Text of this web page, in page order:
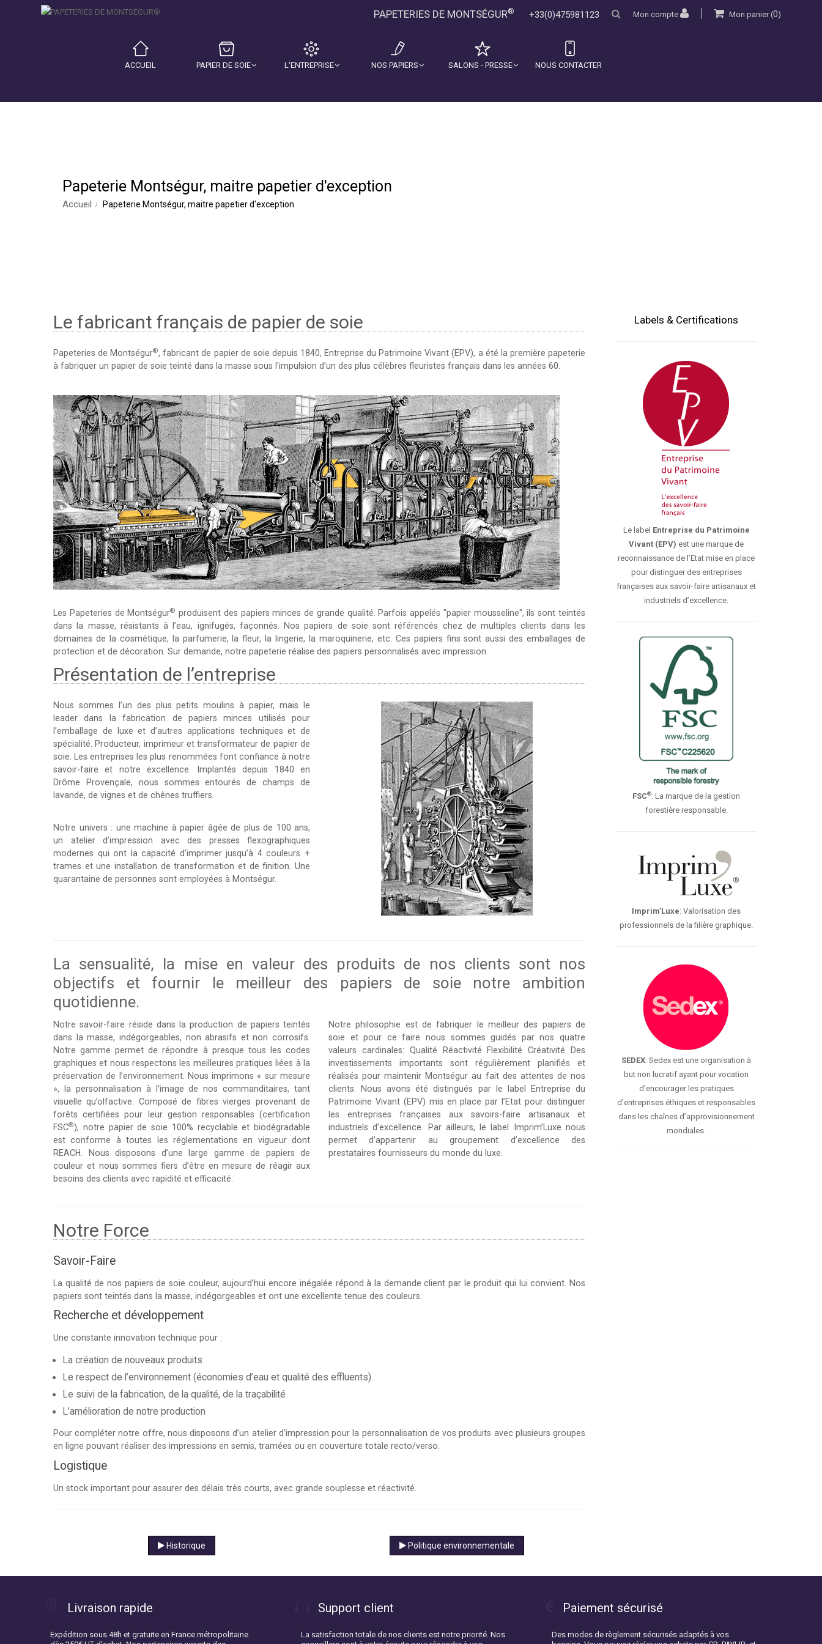
Mon panier(0)
Mon compte
PAPETERIES DE MONTSÉGUR® +33(0)475981123
ACCUEIL PAPIER DE SOIE L'ENTREPRISE NOS PAPIERS SALONS - PRESSE NOUS CONTACTER
Papeterie Montségur, maitre papetier d'exception
Accueil Papeterie Montségur, maitre papetier d'exception
Le fabricant français de papier de soie
Papeteries de Montségur®, fabricant de papier de soie depuis 1840, Entreprise du Patrimoine Vivant (EPV), a été la première papeterie
à fabriquer un papier de soie teinté dans la masse sous l'impulsion d'un des plus célèbres fleuristes français dans les années 60.
Les Papeteries de Montségur® produisent des papiers minces de grande qualité. Parfois appelés "papier mousseline", ils sont teintés
dans la masse, résistants à l’eau, ignifugés, façonnés. Nos papiers de soie sont référencés chez de multiples clients dans les
domaines de la cosmétique, la parfumerie, la fleur, la lingerie, la maroquinerie, etc. Ces papiers fins sont aussi des emballages de
protection et de décoration. Sur demande, notre papeterie réalise des papiers personnalisés avec impression.
Présentation de l’entreprise
Nous sommes l’un des plus petits moulins à papier, mais le
leader dans la fabrication de papiers minces utilisés pour
l’emballage de luxe et d’autres applications techniques et de
spécialité. Producteur, imprimeur et transformateur de papier de
soie. Les entreprises les plus renommées font confiance à notre
savoir-faire et notre excellence. Implantés depuis 1840 en
Drôme Provençale, nous sommes entourés de champs de
lavande, de vignes et de chênes truffiers.
Notre univers : une machine à papier âgée de plus de 100 ans,
un atelier d’impression avec des presses flexographiques
modernes qui ont la capacité d’imprimer jusqu’à 4 couleurs +
trames et une installation de transformation et de finition. Une
quarantaine de personnes sont employées à Montségur.
La sensualité, la mise en valeur des produits de nos clients sont nos
objectifs et fournir le meilleur des papiers de soie notre ambition
quotidienne.
Notre savoir-faire réside dans la production de papiers teintés
dans la masse, indégorgeables, non abrasifs et non corrosifs.
Notre gamme permet de répondre à presque tous les codes
graphiques et nous respectons les meilleures pratiques liées à la
préservation de l’environnement. Nous imprimons « sur mesure
», la personnalisation à l’image de nos commanditaires, tant
visuelle qu’olfactive. Composé de fibres vierges provenant de
forêts certifiées pour leur gestion responsables (certification
FSC®), notre papier de soie 100% recyclable et biodégradable
est conforme à toutes les réglementations en vigueur dont
REACH. Nous disposons d’une large gamme de papiers de
couleur et nous sommes fiers d’être en mesure de réagir aux
besoins des clients avec rapidité et efficacité.
Notre philosophie est de fabriquer le meilleur des papiers de
soie et pour ce faire nous sommes guidés par nos quatre
valeurs cardinales: Qualité Réactivité Flexibilité Créativité Des
investissements importants sont régulièrement planifiés et
réalisés pour maintenir Montségur au fait des attentes de nos
clients. Nous avons été distingués par le label Entreprise du
Patrimoine Vivant (EPV) mis en place par l’Etat pour distinguer
les entreprises françaises aux savoirs-faire artisanaux et
industriels d’excellence. Par ailleurs, le label Imprim’Luxe nous
permet d’appartenir au groupement d’excellence des
prestataires fournisseurs du monde du luxe.
Notre Force
Savoir-Faire
La qualité de nos papiers de soie couleur, aujourd’hui encore inégalée répond à la demande client par le produit qui lui convient. Nos
papiers sont teintés dans la masse, indégorgeables et ont une excellente tenue des couleurs.
Recherche et développement
Une constante innovation technique pour :
La création de nouveaux produits
Le respect de l’environnement (économies d’eau et qualité des effluents)
Le suivi de la fabrication, de la qualité, de la traçabilité
L’amélioration de notre production
Pour compléter notre offre, nous disposons d’un atelier d’impression pour la personnalisation de vos produits avec plusieurs groupes
en ligne pouvant réaliser des impressions en semis, tramées ou en couverture totale recto/verso.
Logistique
Un stock important pour assurer des délais très courts, avec grande souplesse et réactivité.
Historique Politique environnementale
Labels & Certifications
Le label Entreprise du Patrimoine
Vivant (EPV) est une marque de
reconnaissance de l’Etat mise en place
pour distinguer des entreprises
françaises aux savoir-faire artisanaux et
industriels d’excellence.
FSC®: La marque de la gestion
forestière responsable.
Imprim’Luxe: Valorisation des
professionnels de la filière graphique.
SEDEX: Sedex est une organisation à
but non lucratif ayant pour vocation
d’encourager les pratiques
d’entreprises éthiques et responsables
dans les chaînes d’approvisionnement
mondiales.
Livraison rapide
Expédition sous 48h et gratuite en France métropolitaine
Support client
La satisfaction totale de nos clients est notre priorité. Nos
Paiement sécurisé
Des modes de règlement sécurisés adaptés à vos